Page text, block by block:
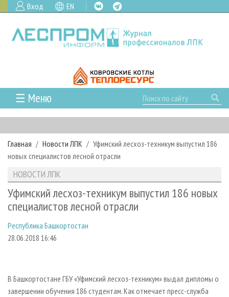
Вход EN
☰ Меню
ГЛАВНАЯ
РУБРИКИ И ТЕМЫ
РУБРИКИ ЖУРНАЛА
ЛЕСОЗАГОТОВКА
ЛЕСОПИЛЕНИЕ
СУШКА ДРЕВЕСИНЫ
ПРОИЗВОДСТВО МЕБЕЛИ
НОВОСТИ
НОВОСТИ ЛПК
НОВОСТИ ЖУРНАЛА
ПРОЕКТЫ ЛПИ
АНАЛИТИКА
ПРЕДПРИЯТИЯ ЛПК
ПЕРСОНЫ
ПРИОРИТЕТНЫЕ ИНВЕСТПРОЕКТЫ
АРХИВ
АРХИВ ЖУРНАЛОВ
СТАТЬИ
О ЖУРНАЛЕ
ПОДПИСКА
КОНТАКТЫ
РЕКЛАМОДАТЕЛЯМ
РЕКЛАМА
Главная Новости ЛПК
Уфимский лесхоз-техникум выпустил 186
новых специалистов лесной отрасли
НОВОСТИ ЛПК
Уфимский лесхоз-техникум выпустил 186 новых
специалистов лесной отрасли
Республика Башкортостан
28.06.2018 16:46
В Башкортостане ГБУ «Уфимский лесхоз-техникум» выдал дипломы о
завершении обучения 186 студентам. Как отмечает пресс-служба